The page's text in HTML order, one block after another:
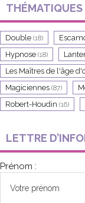
THÉMATIQUES
Double (18)
Hypnose (18)
Les Maîtres de l'âge
Magiciennes (87)
Robert-Houdin (16)
LETTRE
Prénom :